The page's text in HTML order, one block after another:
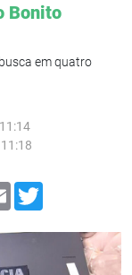
Bonito
em quatro
Email